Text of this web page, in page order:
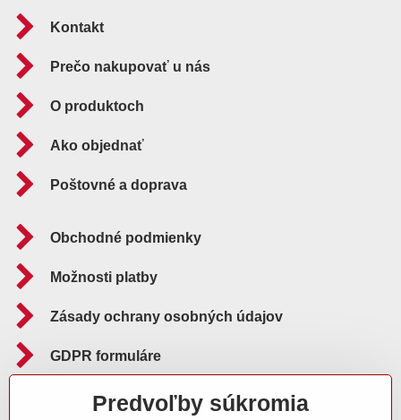
Kontakt
Prečo nakupovať u nás
O produktoch
Ako objednať
Poštovné a doprava
Obchodné podmienky
Možnosti platby
Zásady ochrany osobných údajov
GDPR formuláre
Reklamačný poriadok
Predvoľby súkromia